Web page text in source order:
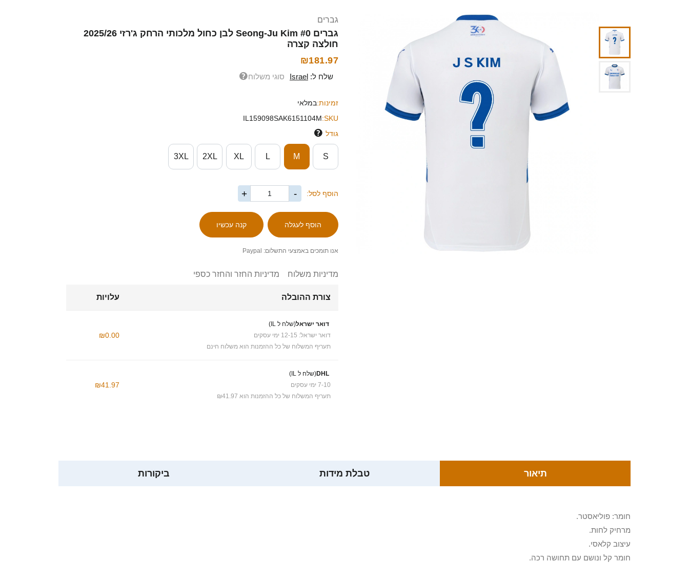
גברים
גברים Seong-Ju Kim #0 לבן כחול מלכותי הרחק ג'רזי 2025/26
חולצה קצרה
₪181.97
שלח ל: Israel סוגי משלוח
זמינות:במלאי
SKU:
IL159098SAK6151104M
גודל
S
M
L
XL
2XL
3XL
הוסף לסל: -
+
אנו תומכים באמצעי התשלום: Paypal
מדיניות משלוח מדיניות החזר והחזר כספי
צורת ההובלה עלויות
דואר ישראל(שלח ל IL)
דואר ישראל: 12-15 ימי עסקים
תעריף המשלוח של כל ההזמנות הוא משלוח חינם
₪0.00
DHL(שלח ל IL)
7-10 ימי עסקים
תעריף המשלוח של כל ההזמנות הוא ₪41.97
₪41.97
תיאור טבלת מידות ביקורות
חומר: פוליאסטר.
מרחיק לחות.
עיצוב קלאסי.
חומר קל ונושם עם תחושה רכה.